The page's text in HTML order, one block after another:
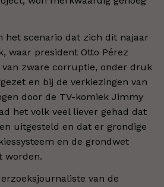
het scenario dat zich dit najaar
waar president Otto Pérez
zware corruptie, onder druk
en bij de verkiezingen van
door de TV-komiek Jimmy
het volk veel liever gehad dat
uitgesteld en dat er grondige
en de grondwet
worden.
van de